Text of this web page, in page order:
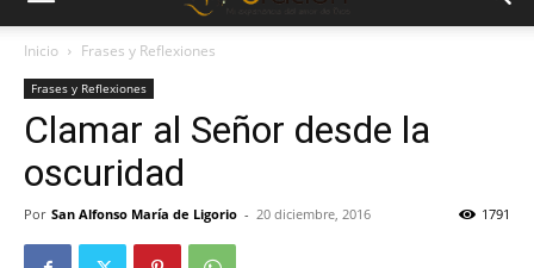
Inicio Frases y Reflexiones
Frases y Reflexiones
Clamar al Señor desde la
oscuridad
Por San Alfonso María de Ligorio - 20 diciembre, 2016 1791